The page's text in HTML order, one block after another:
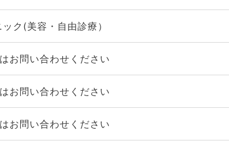
ック(美容・自由診療）
お問い合わせください
お問い合わせください
お問い合わせください